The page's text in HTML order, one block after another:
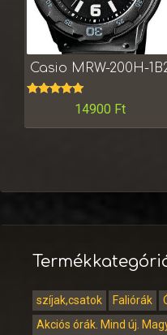
Casio MRW-200H-
Értékelés:
/ 5
14900 Ft
szíjak,csatok Faliórák
Akciós órák. Mind új.